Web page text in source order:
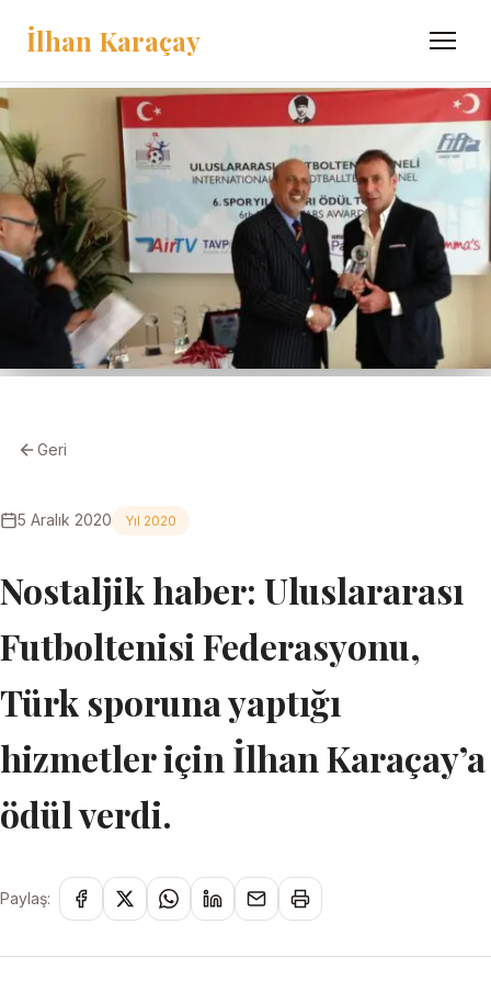
İlhan Karaçay Menü
Geri
5 Aralık 2020 Yıl 2020
Nostaljik haber: Uluslararası
Futboltenisi Federasyonu,
Türk sporuna yaptığı
hizmetler için İlhan Karaçay’a
ödül verdi.
Paylaş: